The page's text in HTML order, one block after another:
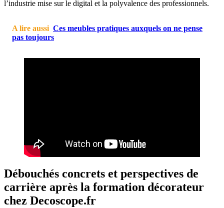
l’industrie mise sur le digital et la polyvalence des professionnels.
A lire aussi Ces meubles pratiques auxquels on ne pense
pas toujours
Débouchés concrets et perspectives de
carrière après la formation décorateur
chez Decoscope.fr